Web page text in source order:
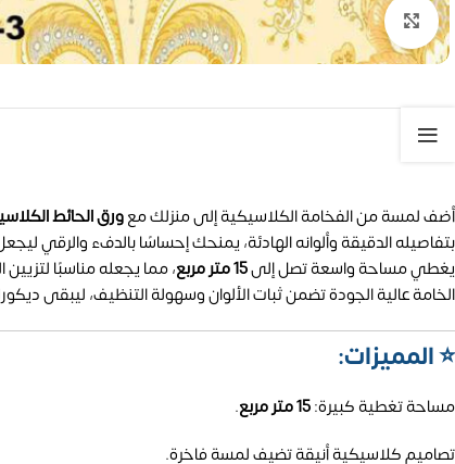
تكبير الصورة
أضف لمسة من الفخامة الكلاسيكية إلى منزلك معورق الحائط
بتفاصيله الدقيقة وألوانه الهادئة، يمنحك إحساسًا بالدفء والرقي
يغطي مساحة واسعة تصل إلى15 متر مربع
، مما يجعله مناسبًا
الخامة عالية الجودة تضمن ثبات الألوان وسهولة التنظيف، ليبقى
⭐ المميزات:
مساحة تغطية كبيرة:15 متر مربع
.
تصاميم كلاسيكية أنيقة تضيف لمسة فاخرة.